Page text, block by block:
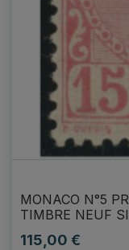
MONACO N°5
TIMBRE NEUF
115,00 €